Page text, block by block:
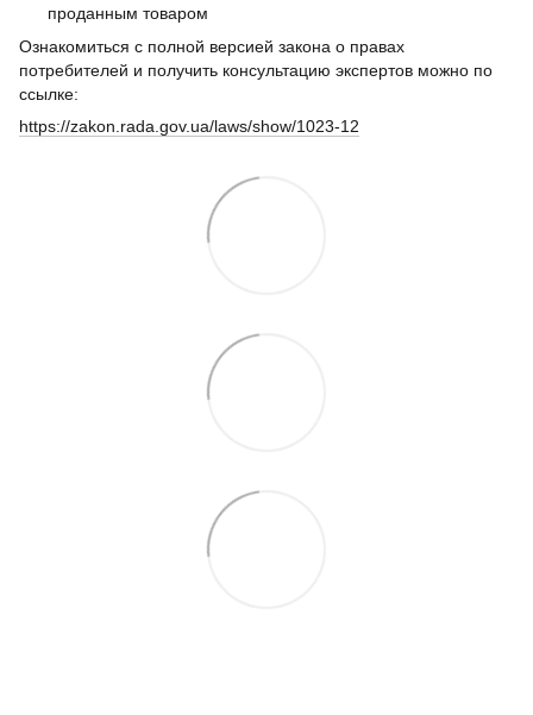
проданным товаром
Ознакомиться с полной версией закона о правах
потребителей и получить консультацию экспертов можно по
ссылке:
https://zakon.rada.gov.ua/laws/show/1023-12